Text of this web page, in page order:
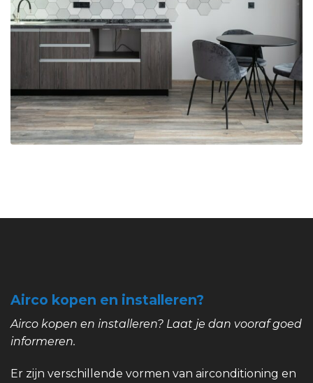
Airco kopen en installeren?
Airco kopen en installeren? Laat je dan vooraf goed
informeren.
Er zijn verschillende vormen van airconditioning en